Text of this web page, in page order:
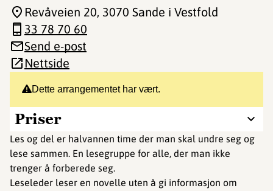
Dette arrangementet har vært.
Priser
Les og del er halvannen time der man skal undre seg og
lese sammen. En lesegruppe for alle, der man ikke
trenger å forberede seg.
Leseleder leser en novelle uten å gi informasjon om
Revåveien 20, 3070 Sande i Vestfold
33 78 70 60
Send e-post
Nettside